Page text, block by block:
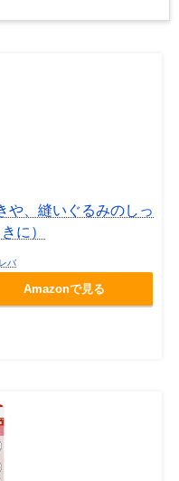
や、縫いぐるみのしっ
に）
バ
Amazonで見る